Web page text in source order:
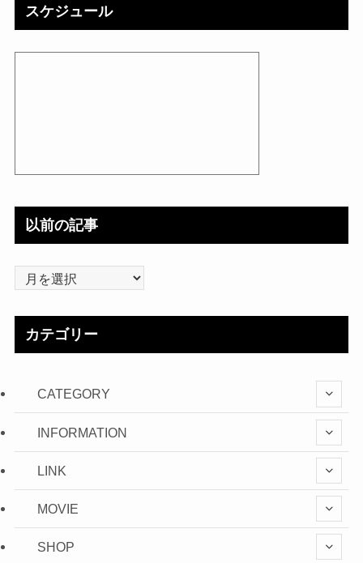
スケジュール
以前の記事
前
の
事
カテゴリー
CATEGORY
INFORMATION
LINK
MOVIE
SHOP